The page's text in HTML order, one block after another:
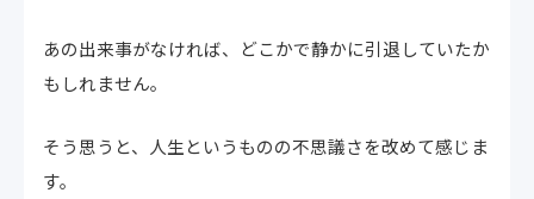
あの出来事がなければ、どこかで静かに引退していたか
もしれません。
そう思うと、人生というものの不思議さを改めて感じま
す。